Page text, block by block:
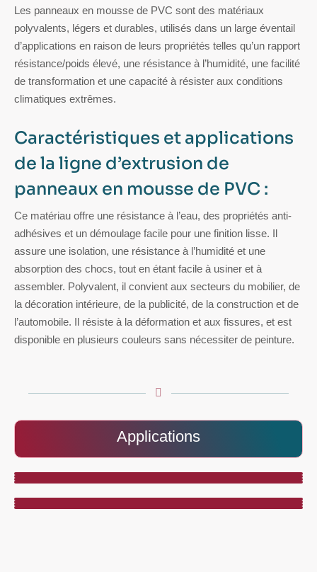
Les panneaux en mousse de PVC sont des matériaux
polyvalents, légers et durables, utilisés dans un large éventail
d’applications en raison de leurs propriétés telles qu’un rapport
résistance/poids élevé, une résistance à l’humidité, une facilité
de transformation et une capacité à résister aux conditions
climatiques extrêmes.
Caractéristiques et applications
de la ligne d’extrusion de
panneaux en mousse de PVC :
Ce matériau offre une résistance à l’eau, des propriétés anti-
adhésives et un démoulage facile pour une finition lisse. Il
assure une isolation, une résistance à l’humidité et une
absorption des chocs, tout en étant facile à usiner et à
assembler. Polyvalent, il convient aux secteurs du mobilier, de
la décoration intérieure, de la publicité, de la construction et de
l’automobile. Il résiste à la déformation et aux fissures, et est
disponible en plusieurs couleurs sans nécessiter de peinture.
Applications